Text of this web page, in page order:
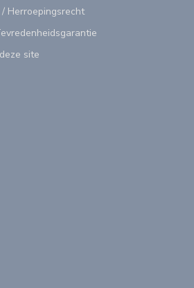
Herroepingsrecht
site